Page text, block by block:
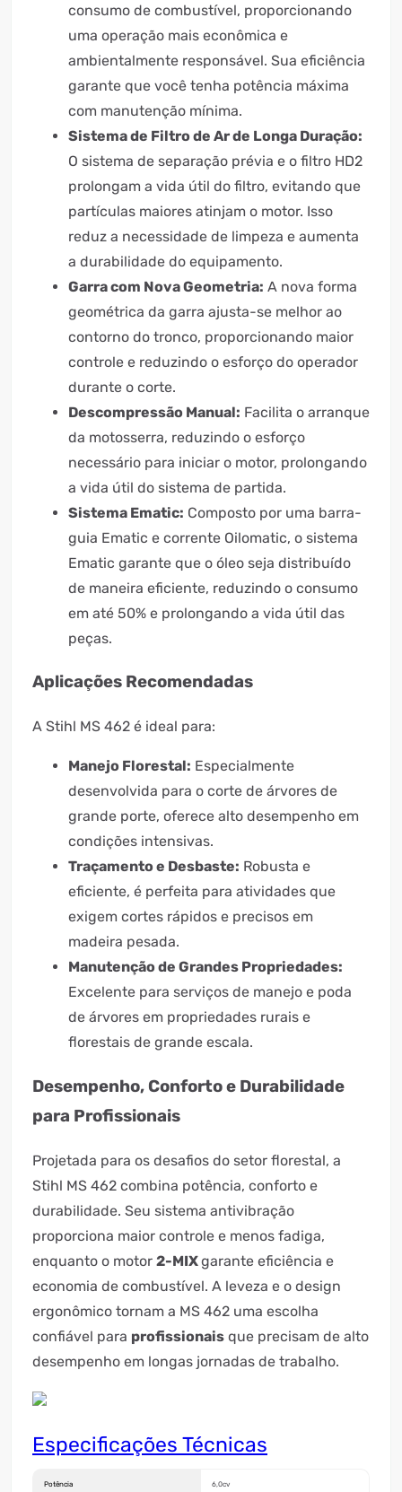
consumo de combustível, proporcionando
uma operação mais econômica e
ambientalmente responsável. Sua eficiência
garante que você tenha potência máxima
com manutenção mínima.
Sistema de Filtro de Ar de Longa Duração:
O sistema de separação prévia e o filtro HD2
prolongam a vida útil do filtro, evitando que
partículas maiores atinjam o motor. Isso
reduz a necessidade de limpeza e aumenta
a durabilidade do equipamento.
Garra com Nova Geometria: A nova forma
geométrica da garra ajusta-se melhor ao
contorno do tronco, proporcionando maior
controle e reduzindo o esforço do operador
durante o corte.
Descompressão Manual: Facilita o arranque
da motosserra, reduzindo o esforço
necessário para iniciar o motor, prolongando
a vida útil do sistema de partida.
Sistema Ematic: Composto por uma barra-
guia Ematic e corrente Oilomatic, o sistema
Ematic garante que o óleo seja distribuído
de maneira eficiente, reduzindo o consumo
em até 50% e prolongando a vida útil das
peças.
Aplicações Recomendadas
A Stihl MS 462 é ideal para:
Manejo Florestal: Especialmente
desenvolvida para o corte de árvores de
grande porte, oferece alto desempenho em
condições intensivas.
Traçamento e Desbaste: Robusta e
eficiente, é perfeita para atividades que
exigem cortes rápidos e precisos em
madeira pesada.
Manutenção de Grandes Propriedades:
Excelente para serviços de manejo e poda
de árvores em propriedades rurais e
florestais de grande escala.
Desempenho, Conforto e Durabilidade
para Profissionais
Projetada para os desafios do setor florestal, a
Stihl MS 462 combina potência, conforto e
durabilidade. Seu sistema antivibração
proporciona maior controle e menos fadiga,
enquanto o motor 2-MIXgarante eficiência e
economia de combustível. A leveza e o design
ergonômico tornam a MS 462 uma escolha
confiável para profissionais que precisam de alto
desempenho em longas jornadas de trabalho.
Especificações Técnicas
Potência 6,0cv